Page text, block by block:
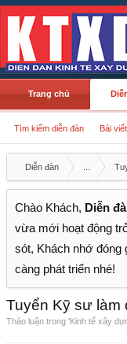
Trang chủ
Tìm kiếm diễn đàn Bài
Diễn đàn
Chào Khách, Diễn
vừa mới hoạt động
sót, Khách nhớ đóng
càng phát triển nhé!
Tuyển Kỹ sư làm
Thảo luận trong 'Kinh tế xây